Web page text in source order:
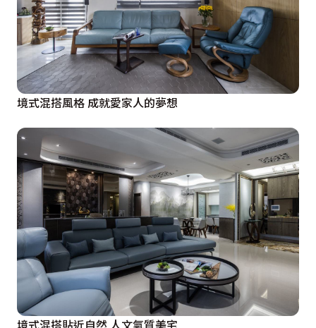
境式混搭風格 成就愛家人的夢想
境式混搭貼近自然 人文氣質美宅